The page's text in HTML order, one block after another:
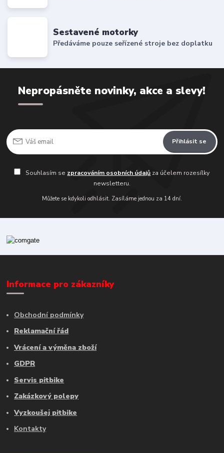
Sestavené motorky
Předáváme pouze seřízené stroje bez doplatku
Nepropásněte novinky, akce a slevy!
Přihlásit se
Souhlasím se zpracováním osobních údajů za účelem rozesílky
newsletteru.
Můžete se kdykoli odhlásit. Zasíláme jednou za 14 dní.
Informace pro zákazníky
Obchodní podmínky
Reklamační řád
Vrácení a výměna zboží
GDPR
Servis pitbike
Zakázkový polepy
Vyzkoušej pitbike
Kontakty